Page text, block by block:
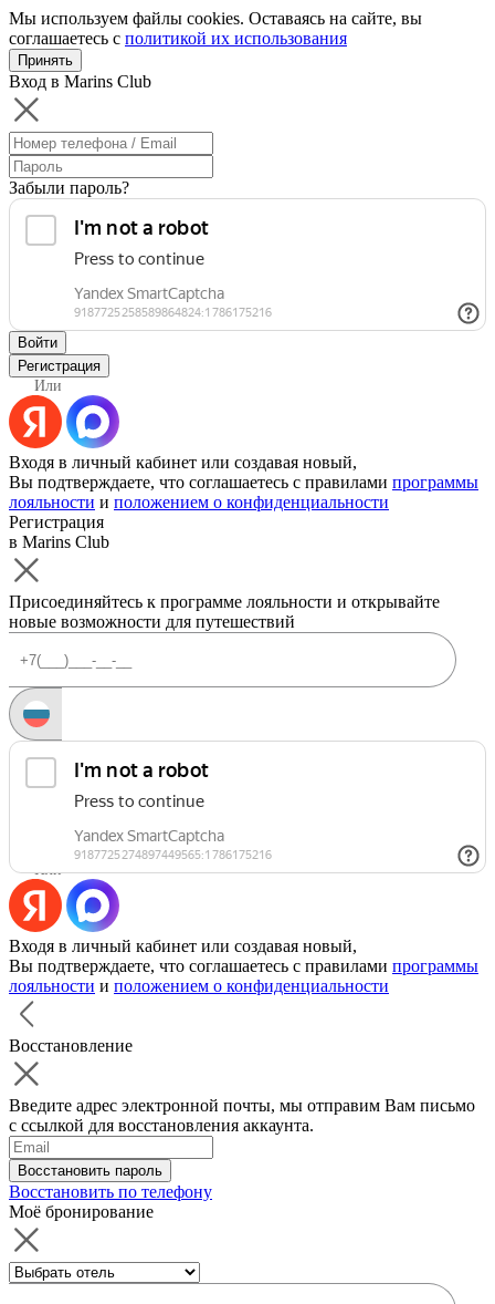
Мы используем файлы cookies. Оставаясь на сайте, вы
соглашаетесь с политикой их использования
Принять
Вход в Marins Club
Забыли пароль?
Войти
Регистрация
Или
Входя в личный кабинет или создавая новый,
Вы подтверждаете, что соглашаетесь с правилами программы
лояльности и положением о конфиденциальности
Регистрация
в Marins Club
Присоединяйтесь к программе лояльности и открывайте
новые возможности для путешествий
Запросить код
Уже есть аккаунт?Войти
Или
Входя в личный кабинет или создавая новый,
Вы подтверждаете, что соглашаетесь с правилами программы
лояльности и положением о конфиденциальности
Восстановление
Введите адрес электронной почты, мы отправим Вам письмо
с ссылкой для восстановления аккаунта.
Восстановить пароль
Восстановить по телефону
Моё бронирование